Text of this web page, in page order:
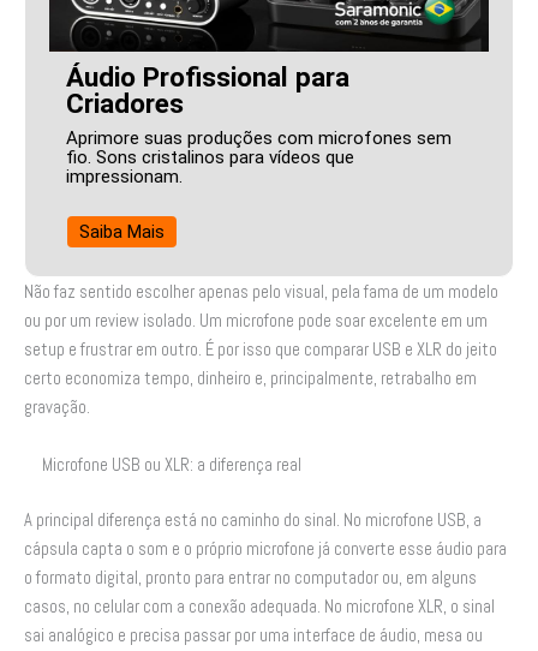
Áudio Profissional para
Criadores
Aprimore suas produções com microfones sem
fio. Sons cristalinos para vídeos que
impressionam.
Saiba Mais
Não faz sentido escolher apenas pelo visual, pela fama de um modelo
ou por um review isolado. Um microfone pode soar excelente em um
setup e frustrar em outro. É por isso que comparar USB e XLR do jeito
certo economiza tempo, dinheiro e, principalmente, retrabalho em
gravação.
Microfone USB ou XLR: a diferença real
A principal diferença está no caminho do sinal. No microfone USB, a
cápsula capta o som e o próprio microfone já converte esse áudio para
o formato digital, pronto para entrar no computador ou, em alguns
casos, no celular com a conexão adequada. No microfone XLR, o sinal
sai analógico e precisa passar por uma interface de áudio, mesa ou